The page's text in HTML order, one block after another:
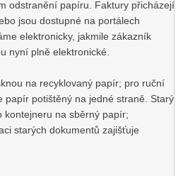
odstranění papíru. Faktury přicházejí
jsou dostupné na portálech
elektronicky, jakmile zákazník
nyní plně elektronické.
na recyklovaný papír; pro ruční
papír potištěný na jedné straně. Starý
kontejneru na sběrný papír;
starých dokumentů zajišťuje